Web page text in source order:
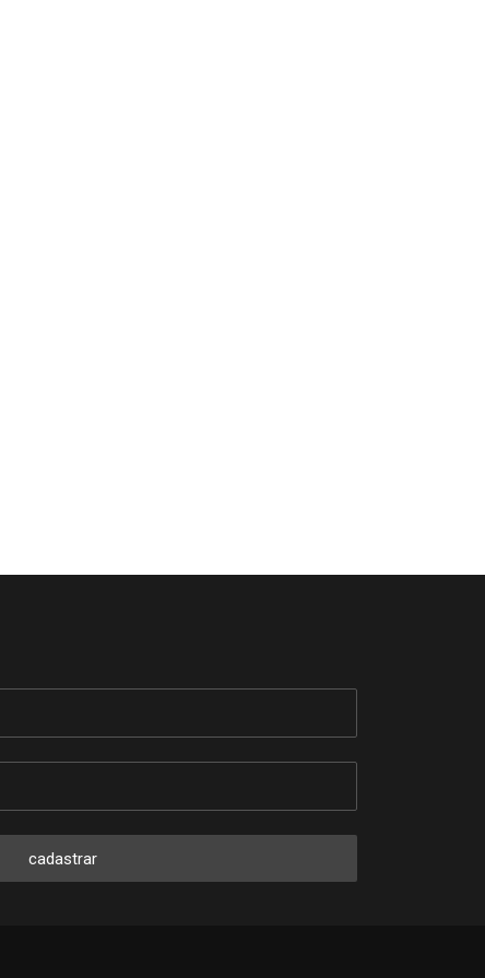
cadastrar